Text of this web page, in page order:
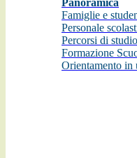
Panoramica
Famiglie e
Personale
Percorsi di studio
Formazione
Orientamento in